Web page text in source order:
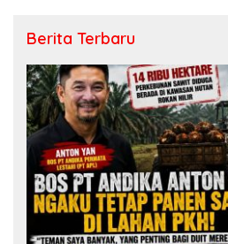
Berita Terbaru